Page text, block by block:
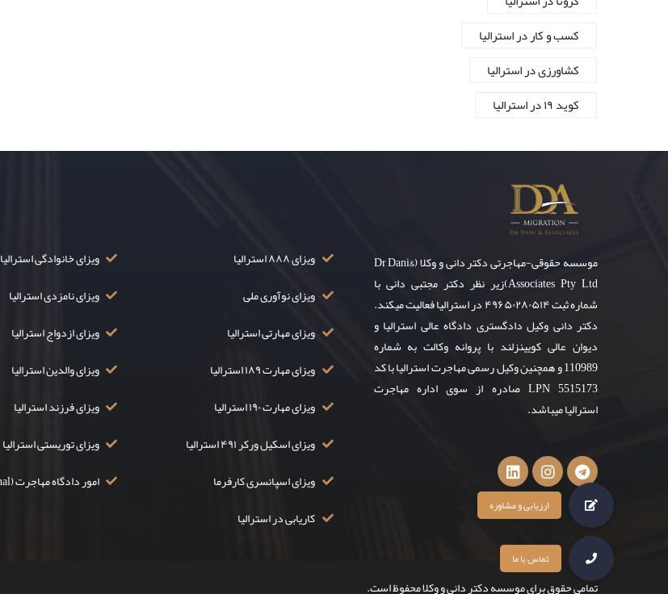
کسب و کار در استرالیا
کشاورزی در استرالیا
کوید ۱۹ در استرالیا
موسسه حقوقی-مهاجرتی دکتر دانی و وکلا (Dr Dani&
Associates Pty Ltd)زیر نظر دکتر مجتبی دانی با
شماره ثبت ۴۹۶۵۰۲۸۰۵۱۴ در استرالیا فعالیت میکند.
دکتر دانی وکیل دادگستری دادگاه عالی استرالیا و
دیوان عالی کویینزلند با پروانه وکالت به شماره
110989 و همچنین وکیل رسمی مهاجرت استرالیا با کد
LPN 5515173 صادره از سوی اداره مهاجرت
استرالیا میباشد.
ویزای ۸۸۸ استرالیا
ویزای نوآوری ملی
ویزای مهارتی استرالیا
ویزای مهارت ۱۸۹ استرالیا
ویزای مهارت ۱۹۰ استرالیا
ویزای اسکیل ورکر ۴۹۱ استرالیا
ویزای اسپانسری کارفرما
کاریابی در استرالیا
ویزای خانوادگی استرالیا
ویزای نامزدی استرالیا
ویزای ازدواج استرالیا
ویزای والدین استرالیا
ویزای فرزند استرالیا
ویزای توریستی استرالیا
امور دادگاه مهاجرت (ART Tribunal)
تمامی حقوق برای موسسه دکتر دانی و وکلا محفوظ است.